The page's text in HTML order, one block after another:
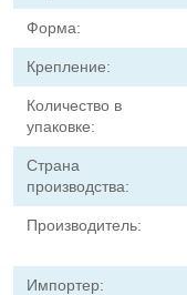
Форма:
Крепление:
Количество в
упаковке:
Страна
производства:
Производитель:
Импортер: